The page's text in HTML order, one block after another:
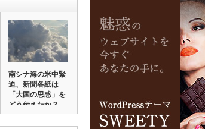
南シナ海の米中緊
迫、新聞各紙は
「大国の思惑」を
どう伝えたか？